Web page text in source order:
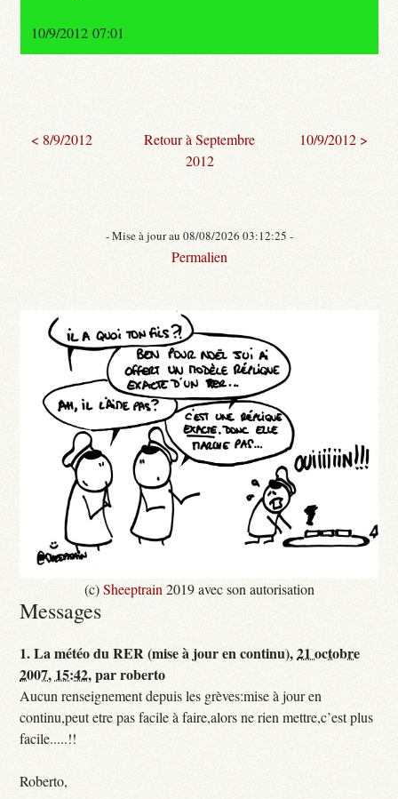
10/9/2012 07:01
< 8/9/2012
Retour à Septembre
2012
10/9/2012 >
- Mise à jour au 08/08/2026 03:12:25 -
Permalien
(c)Sheeptrain 2019 avec son autorisation
Messages
1.La météo du RER (mise à jour en continu),21 octobre
2007, 15:42,parroberto
Aucun renseignement depuis les grèves:mise à jour en
continu,peut etre pas facile à faire,alors ne rien mettre,c’est plus
facile.....!!
Roberto,